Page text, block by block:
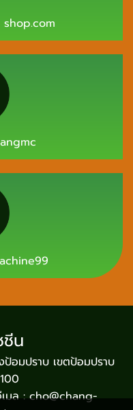
ชีน
อมปราบ เขตป้อมปราบ
มล : cho@chang-